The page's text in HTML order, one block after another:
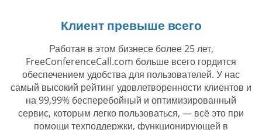
Клиент превыше всего
Работая в этом бизнесе более 25 лет,
FreeConferenceCall.com больше всего гордится
обеспечением удобства для пользователей. У нас
самый высокий рейтинг удовлетворенности клиентов и
на 99,99% бесперебойный и оптимизированный
сервис, которым легко пользоваться, — всё это при
помощи техподдержки, функционирующей в